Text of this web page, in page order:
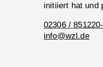
initiiert hat und
02306 /
info@wzl.de